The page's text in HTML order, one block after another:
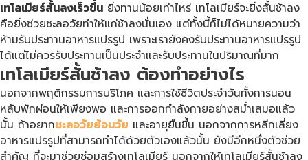
เทโลเมียร์สั้นลงเร็วขึ้น ยิ่งทานน้อยเท่าไหร่ เทโลเมียร์จะยิ่งสั้นช้าลง
คือยิ่งช่วยชะลอวัยทำให้แก่ช้าลงนั่นเอง แต่ทั้งนี้ก็ไม่ได้หมายความว่า
ห้ามรับประทานอาหารแปรรูป เพราะเรายังคงรับประทานอาหารแปรรูป
ได้แต่ไม่ควรรับประทานเป็นประจำและรับประทานในปริมาณที่มาก
เทโลเมียร์สั้นช้าลง ต้องทำอย่างไร
นอกจากพฤติกรรมการบริโภค และการใช้ชีวิตประจำวันทั้งการนอน
หลับพักผ่อนให้เพียงพอ และการออกกำลังกายอย่างสม่ำเสมอแล้ว
นั้น ถ้าอยากชะลอวัยย้อนวัย และอายุยืนขึ้น นอกจากการหลีกเลี่ยง
อาหารแปรรูปที่สามารถทำได้ด้วยตัวเองแล้วนั้น ยังมีอีกหนึ่งตัวช่วย
สำคัญ ที่จะมาช่วยซ่อมสร้างเทโลเมียร์ นอกจากให้เทโลเมียร์สั้นช้าลง